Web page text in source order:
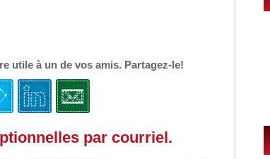
utile à un de vos amis. Partagez-le!
par courriel.